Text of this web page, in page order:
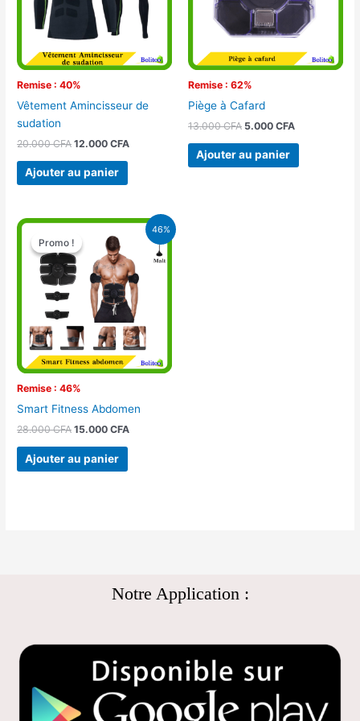
Remise : 40%
Vêtement Amincisseur de
sudation
20.000CFA 12.000CFA
Ajouter au panier
Remise : 62%
Piège à Cafard
13.000CFA 5.000 CFA
Ajouter au panier
46%
Promo !
Remise : 46%
Promo !
Smart Fitness Abdomen
28.000CFA
Le
prix
initial
était :
28.000 CFA.
15.000CFA
Le
prix
actuel
est :
15.000 CFA.
Ajouter au panier
Notre Application :